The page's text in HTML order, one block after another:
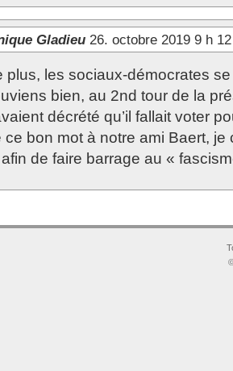
Gladieu 26. octobre 2019 9 h
plus, les sociaux-démocrates
bien, au 2nd tour de la
décrété qu’il fallait voter
ce bon mot à notre ami Baert,
de faire barrage au «